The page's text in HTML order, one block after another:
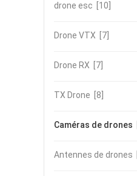
drone esc [10]
Drone VTX [7]
Drone RX [7]
TX Drone [8]
Caméras de drones
Antennes de drones